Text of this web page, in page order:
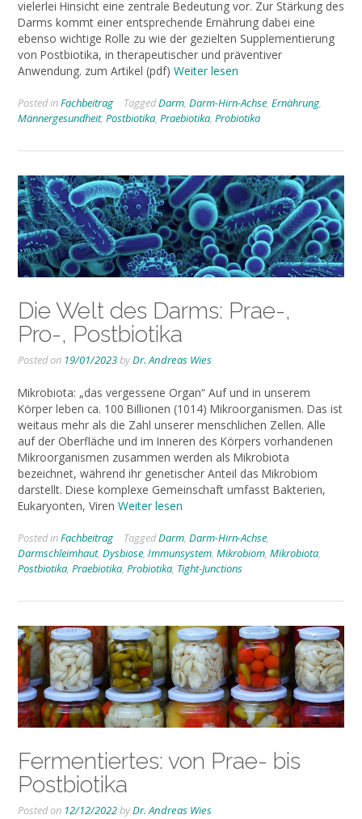
vielerlei Hinsicht eine zentrale Bedeutung vor. Zur Stärkung des
Darms kommt einer entsprechende Ernährung dabei eine
ebenso wichtige Rolle zu wie der gezielten Supplementierung
von Postbiotika, in therapeutischer und präventiver
Anwendung. zum Artikel (pdf) Weiter lesen
Posted inFachbeitrag TaggedDarm, Darm-Hirn-Achse, Ernährung,
Männergesundheit, Postbiotika, Praebiotika, Probiotika
Die Welt des Darms: Prae-,
Pro-, Postbiotika
Posted on 19/01/2023byDr. Andreas Wies
Mikrobiota: „das vergessene Organ“ Auf und in unserem
Körper leben ca. 100 Billionen (1014) Mikroorganismen. Das ist
weitaus mehr als die Zahl unserer menschlichen Zellen. Alle
auf der Oberfläche und im Inneren des Körpers vorhandenen
Mikroorganismen zusammen werden als Mikrobiota
bezeichnet, während ihr genetischer Anteil das Mikrobiom
darstellt. Diese komplexe Gemeinschaft umfasst Bakterien,
Eukaryonten, Viren Weiter lesen
Posted inFachbeitrag TaggedDarm, Darm-Hirn-Achse,
Darmschleimhaut, Dysbiose, Immunsystem, Mikrobiom, Mikrobiota,
Postbiotika, Praebiotika, Probiotika, Tight-Junctions
Fermentiertes: von Prae- bis
Postbiotika
Posted on 12/12/2022byDr. Andreas Wies